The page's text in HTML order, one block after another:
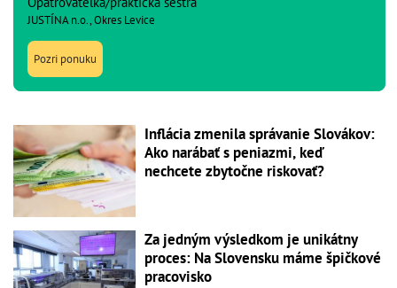
JUSTÍNA n.o., Okres Levice
Pozri ponuku
Inflácia zmenila správanie Slovákov:
Ako narábať s peniazmi, keď
nechcete zbytočne riskovať?
Za jedným výsledkom je unikátny
proces: Na Slovensku máme špičkové
pracovisko